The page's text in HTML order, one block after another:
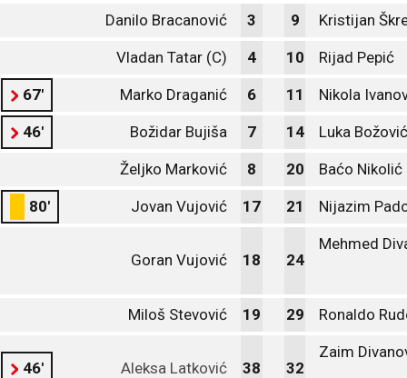
Danilo Bracanović 3 9 Kristijan
Vladan Tatar (C) 4 10 Rijad Pepić
67' Marko Draganić 6 11 Nikola
46' Božidar Bujiša 7 14 Luka Božović
Željko Marković 8 20 Baćo Nikolić
80' Jovan Vujović 17 21 Nijazim
Goran Vujović 18 24
Mehmed
Miloš Stevović 19 29 Ronaldo
46' Aleksa Latković 38 32
Zaim